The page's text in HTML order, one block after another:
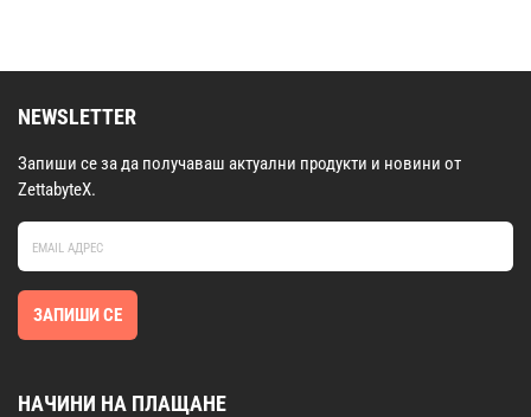
NEWSLETTER
Запиши се за да получаваш актуални продукти и новини от
ZettabyteX.
ЗАПИШИ СЕ
НАЧИНИ НА ПЛАЩАНЕ